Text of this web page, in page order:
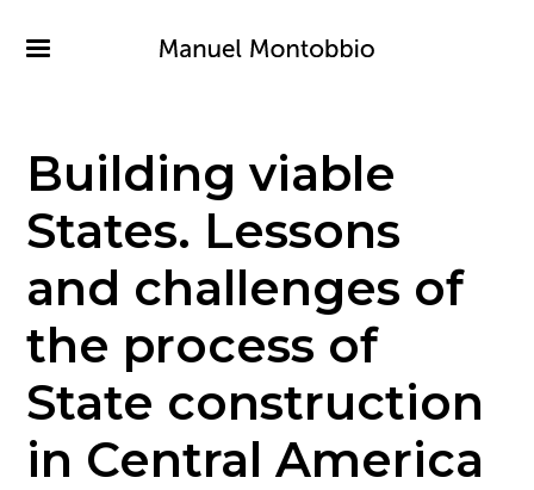
contenido
Building viable
States. Lessons
and challenges of
the process of
State construction
in Central America